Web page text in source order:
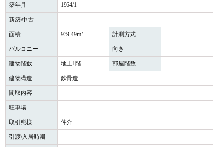
築年月 1964/1
新築/中古
面積 939.49m² 計測方式
バルコニー 向き
建物階数 地上1階 部屋階数
建物構造 鉄骨造
間取内容
駐車場
取引態様 仲介
引渡/入居時期